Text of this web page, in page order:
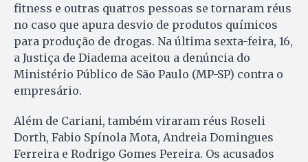
fitness e outras quatros pessoas se tornaram réus
no caso que apura desvio de produtos químicos
para produção de drogas. Na última sexta-feira, 16,
a Justiça de Diadema aceitou a denúncia do
Ministério Público de São Paulo (MP-SP) contra o
empresário.
Além de Cariani, também viraram réus Roseli
Dorth, Fabio Spínola Mota, Andreia Domingues
Ferreira e Rodrigo Gomes Pereira. Os acusados